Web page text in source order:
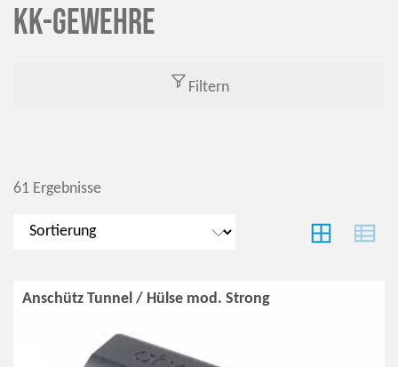
KK-Gewehre
Filtern
61 Ergebnisse
Anschütz Tunnel / Hülse mod. Strong